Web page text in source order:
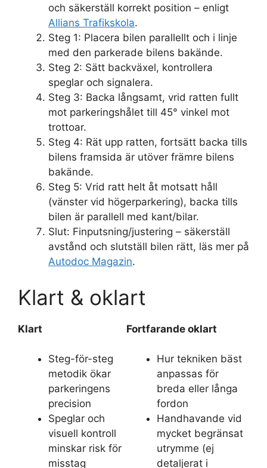
och säkerställ korrekt position – enligt
Allians Trafikskola.
Steg 1: Placera bilen parallellt och i linje
med den parkerade bilens bakände.
Steg 2: Sätt backväxel, kontrollera
speglar och signalera.
Steg 3: Backa långsamt, vrid ratten fullt
mot parkeringshålet till 45° vinkel mot
trottoar.
Steg 4: Rät upp ratten, fortsätt backa tills
bilens framsida är utöver främre bilens
bakände.
Steg 5: Vrid ratt helt åt motsatt håll
(vänster vid högerparkering), backa tills
bilen är parallell med kant/bilar.
Slut: Finputsning/justering – säkerställ
avstånd och slutställ bilen rätt, läs mer på
Autodoc Magazin.
Klart & oklart
Klart
Steg-för-steg
metodik ökar
parkeringens
precision
Speglar och
visuell kontroll
minskar risk för
misstag
Fortfarande oklart
Hur tekniken bäst
anpassas för
breda eller långa
fordon
Handhavande vid
mycket begränsat
utrymme (ej
detaljerat i